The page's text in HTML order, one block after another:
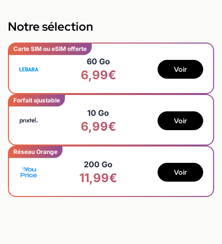
Notre sélection
Carte SIM ou eSIM offerte
60 Go
6,99€ Voir
Forfait ajustable
10 Go
6,99€ Voir
Réseau Orange
200 Go
11,99€ Voir